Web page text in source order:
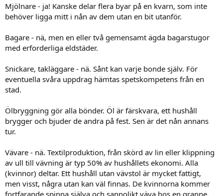
Mjölnare - ja! Kanske delar flera byar på en kvarn, som inte
behöver ligga mitt i nån av dem utan en bit utanför.
Bagare - nä, men en eller två gemensamt ägda bagarstugor
med erforderliga eldstäder.
Snickare, takläggare - nä. Sånt kan varje bonde själv. För
eventuella svåra uppdrag hämtas spetskompetens från en
stad.
Ölbryggning gör alla bönder. Öl är färskvara, ett hushåll
brygger och bjuder de andra på fest. Sen är det nån annans
tur.
Vävare - nä. Textilproduktion, från skörd av lin eller klippning
av ull till vävning är typ 50% av hushållets ekonomi. Alla
(kvinnor) deltar. Ett hushåll utan vävstol är mycket fattigt,
men visst, några utan kan väl finnas. De kvinnorna kommer
fortfarande spinna själva och sannolikt väva hos en granne.